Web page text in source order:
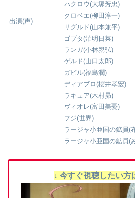
出演(声)
ハクロウ(大塚芳忠)
クロベエ(柳田淳一)
リグルド(山本兼平)
ゴブタ(泊明日菜)
ランガ(小林親弘)
ゲルド(山口太郎)
ガビル(福島潤)
ディアブロ(櫻井孝宏)
ラキュア(木村昴)
ヴィオレ(富田美憂)
フジ(世界)
ラージャ小亜国の鉱員(
ラージャ小亜国の鉱員(
↓ 今すぐ視聴したい方